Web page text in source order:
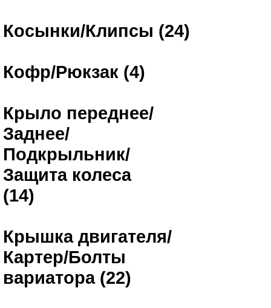
Косынки/Клипсы (24)
Кофр/Рюкзак (4)
Крыло переднее/
Заднее/
Подкрыльник/
Защита колеса
(14)
Крышка двигателя/
Картер/Болты
вариатора (22)